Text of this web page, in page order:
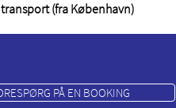
(fra København)
PÅ EN BOOKING